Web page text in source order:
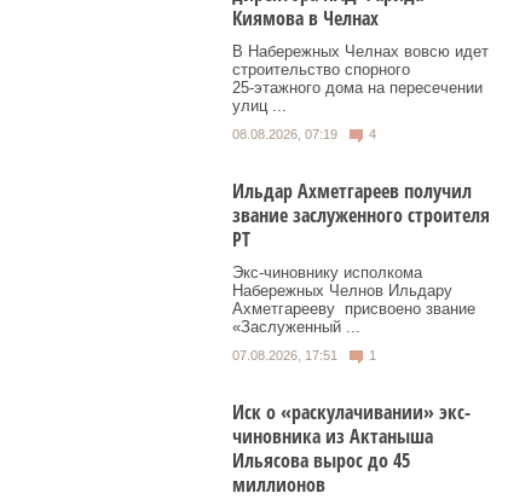
Киямова в Челнах
В Набережных Челнах вовсю идет
строительство спорного
25‑этажного дома на пересечении
улиц ...
08.08.2026, 07:19 4
Ильдар Ахметгареев получил
звание заслуженного строителя
РТ
Экс‑чиновнику исполкома
Набережных Челнов Ильдару
Ахметгарееву присвоено звание
«Заслуженный ...
07.08.2026, 17:51 1
Иск о «раскулачивании» экс-
чиновника из Актаныша
Ильясова вырос до 45
миллионов